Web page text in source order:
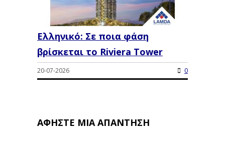
Ελληνικό: Σε ποια φάση
βρίσκεται το Riviera Tower
20-07-2026 0
ΑΦΉΣΤΕ ΜΙΑ ΑΠΆΝΤΗΣΗ